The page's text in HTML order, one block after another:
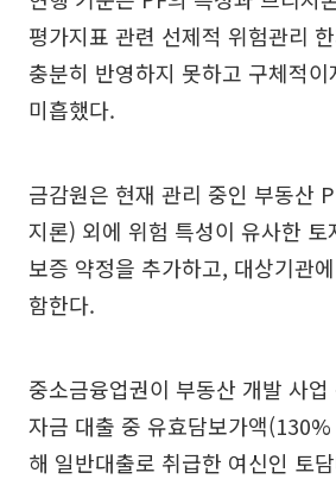
평가지표 관련 선제적 위험관리
충분히 반영하지 못하고 구체적
미흡했다.
금감원은 현재 관리 중인 부동산
지론) 외에 위험 특성이 유사한 토
보증 약정을 추가하고, 대상기관
함한다.
중소금융업권이 부동산 개발 사
자금 대출 중 유효담보가액
해 일반대출로 취급한 여신인 토